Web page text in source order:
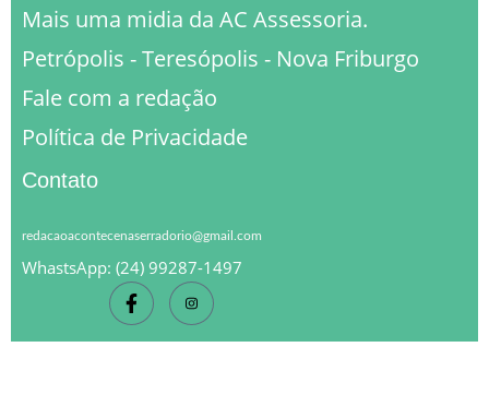
Mais uma midia da AC Assessoria.
Petrópolis - Teresópolis - Nova Friburgo
Fale com a redação
Política de Privacidade
Contato
redacaoacontecenaserradorio@gmail.com
WhastsApp: (24) 99287-1497